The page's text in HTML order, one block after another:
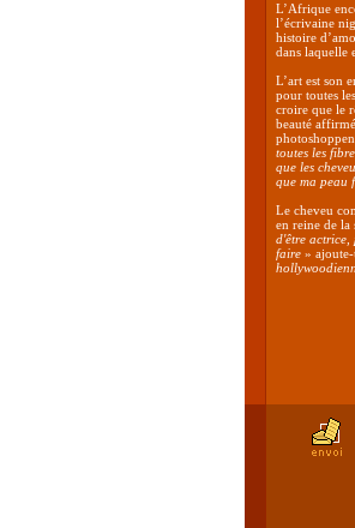
L’Afrique
l’écrivaine
histoire
dans laquelle
L’art est son
pour toutes
croire que le
beauté
toutes les
que les
que ma peau
Le cheveu
en reine de la
d'être actrice,
faire »